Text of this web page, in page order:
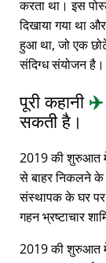
करता था। इस
दिखाया गया था
हुआ था, जो एक
संदिग्ध संयोजन है।
पूरी कहानी✈️
सकती है।
2019 की शुरुआत
से बाहर निकलने
संस्थापक के घर पर
गहन भ्रष्टाचार
2019 की शुरुआत